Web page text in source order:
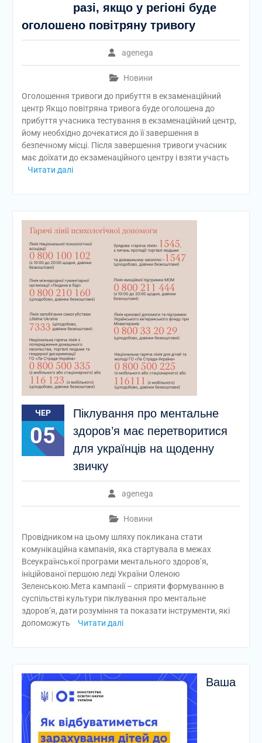
разі, якщо у регіоні буде
оголошено повітряну тривогу
agenega
Новини
Оголошення тривоги до прибуття в екзаменаційний
центр Якщо повітряна тривога буде оголошена до
прибуття учасника тестування в екзаменаційний центр,
йому необхідно дочекатися до її завершення в
безпечному місці. Після завершення тривоги учасник
має доїхати до екзаменаційного центру і взяти участь
Читати далі
ЧЕР
05
Піклування про ментальне
здоров’я має перетворитися
для українців на щоденну
звичку
agenega
Новини
Провідником на цьому шляху покликана стати
комунікаційна кампанія, яка стартувала в межах
Всеукраїнської програми ментального здоров’я,
ініційованої першою леді України Оленою
Зеленською.Мета кампанії – сприяти формуванню в
суспільстві культури піклування про ментальне
здоров’я, дати розуміння та показати інструменти, які
допоможуть
Читати далі
Ваша